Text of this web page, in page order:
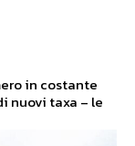
in costante
nuovi taxa – le